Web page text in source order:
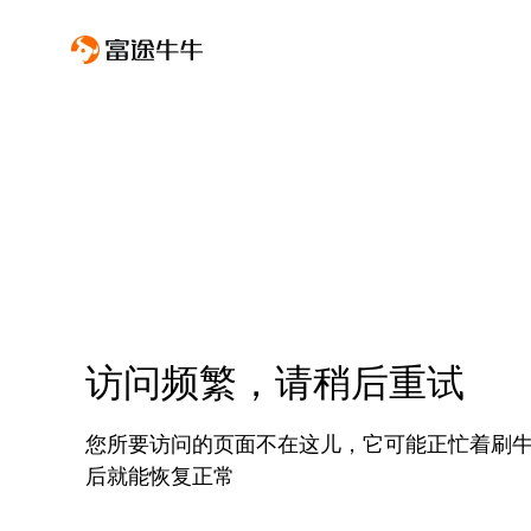
访问频繁，请稍后重试
您所要访问的页面不在这儿，它可能正忙着刷
后就能恢复正常